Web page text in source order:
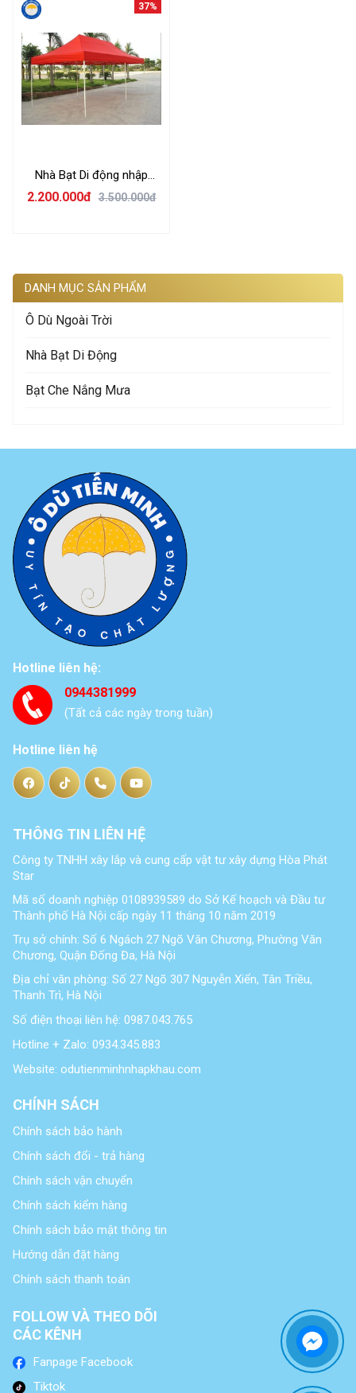
DANH MỤC SẢN PHẨM
Ô Dù Ngoài Trời
Nhà Bạt Di Động
Bạt Che Nắng Mưa
Nhà Bạt Di động nhập
khẩu
2.200.000đ 3.500.000đ
37%
Hotline liên hệ:
0944381999
(Tất cả các ngày trong tuần)
Hotline liên hệ
THÔNG TIN LIÊN HỆ
Công ty TNHH xây lắp và cung cấp vật tư xây dựng Hòa Phát
Star
Mã số doanh nghiệp 0108939589 do Sở Kế hoạch và Đầu tư
Thành phố Hà Nội cấp ngày 11 tháng 10 năm 2019
Trụ sở chính: Số 6 Ngách 27 Ngõ Văn Chương, Phường Văn
Chương, Quận Đống Đa, Hà Nội
Địa chỉ văn phòng: Số 27 Ngõ 307 Nguyễn Xiển, Tân Triều,
Thanh Trì, Hà Nội
Số điện thoại liên hệ: 0987.043.765
Hotline + Zalo: 0934.345.883
Website: odutienminhnhapkhau.com
CHÍNH SÁCH
Chính sách bảo hành
Chính sách đổi - trả hàng
Chính sách vận chuyển
Chính sách kiểm hàng
Chính sách bảo mật thông tin
Hướng dẫn đặt hàng
Chính sách thanh toán
FOLLOW VÀ THEO DÕI
CÁC KÊNH
Fanpage Facebook
Tiktok